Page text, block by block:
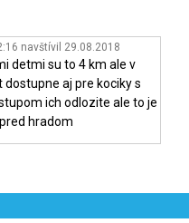
navštívil 29.08.2018
detmi su to 4 km ale v
aj pre kociky s
ich odlozite ale to je
hradom